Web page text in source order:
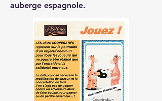
auberge espagnole.